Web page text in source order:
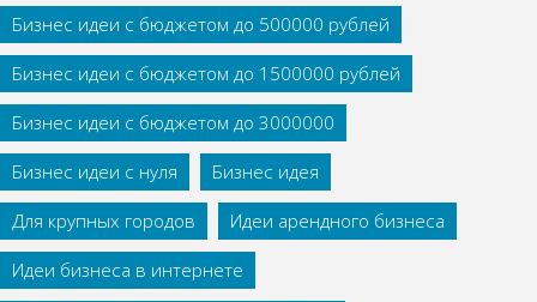
Бизнес идеи с бюджетом до 500000 рублей
Бизнес идеи с бюджетом до 1500000 рублей
Бизнес идеи с бюджетом до 3000000
Бизнес идеи с нуля
Бизнес идея
Для крупных городов
Идеи арендного бизнеса
Идеи бизнеса в интернете